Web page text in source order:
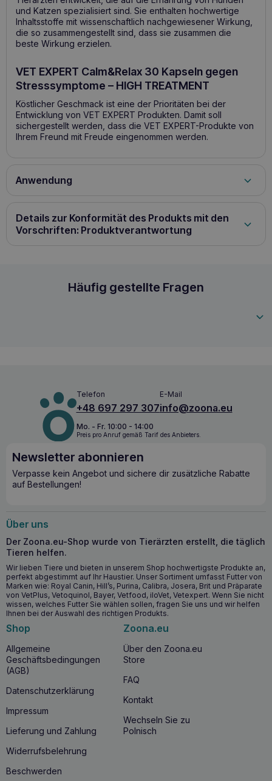
und Katzen spezialisiert sind. Sie enthalten hochwertige
Inhaltsstoffe mit wissenschaftlich nachgewiesener Wirkung,
die so zusammengestellt sind, dass sie zusammen die
beste Wirkung erzielen.
VET EXPERT Calm&Relax 30 Kapseln gegen
Stresssymptome – HIGH TREATMENT
Köstlicher Geschmack ist eine der Prioritäten bei der
Entwicklung von VET EXPERT Produkten. Damit soll
sichergestellt werden, dass die VET EXPERT-Produkte von
Ihrem Freund mit Freude eingenommen werden.
Anwendung
Körpergewicht pro TagDIE BEQUEMSTE
VERABREICHUNGSFORM –TWIST OFF-KAPSELN TWIST
Details zur Konformität des Produkts mit den
Vorschriften: Produktverantwortung
VET EXPERT Calm&Relax 30 Kapseln bei
Häufig gestellte Fragen
Telefon
+48 697 297 307
E-Mail
info@zoona.eu
Mo. - Fr. 10:00 - 14:00
Preis pro Anruf gemäß Tarif des Anbieters.
Newsletter abonnieren
Verpasse kein Angebot und sichere dir zusätzliche Rabatte
auf Bestellungen!
Über uns
Der Zoona.eu-Shop wurde von Tierärzten erstellt, die täglich
Tieren helfen.
Wir lieben Tiere und bieten in unserem Shop hochwertigste Produkte an,
perfekt abgestimmt auf Ihr Haustier. Unser Sortiment umfasst Futter von
Marken wie: Royal Canin, Hill’s, Purina, Calibra, Josera, Brit und Präparate
von VetPlus, Vetoquinol, Bayer, Vetfood, iloVet, Vetexpert. Wenn Sie nicht
wissen, welches Futter Sie wählen sollen, fragen Sie uns und wir helfen
Ihnen bei der Auswahl des richtigen Produkts.
Shop
Allgemeine
Geschäftsbedingungen
(AGB)
Datenschutzerklärung
Impressum
Lieferung und Zahlung
Widerrufsbelehrung
Beschwerden
Zoona.eu
Über den Zoona.eu
Store
FAQ
Kontakt
Wechseln Sie zu
Polnisch